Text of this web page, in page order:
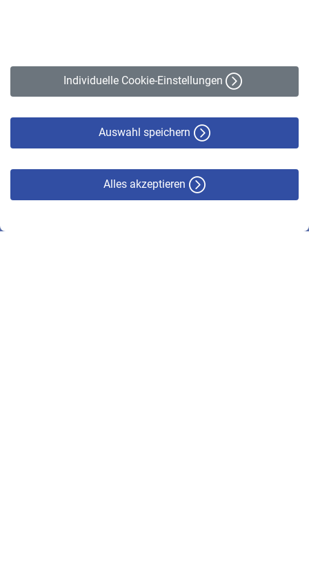
Individuelle Cookie-Einstellungen
Auswahl speichern
Alles akzeptieren
Erklärung zur Barrierefreiheit
© VBL 2026